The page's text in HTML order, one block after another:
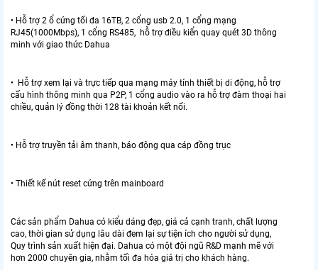
• Hỗ trợ 2 ổ cứng tối đa 16TB, 2 cổng usb 2.0, 1 cổng mạng
RJ45(1000Mbps), 1 cổng RS485, hỗ trợ điều kiển quay quét 3D thông
minh với giao thức Dahua
• Hỗ trợ xem lại và trực tiếp qua mạng máy tính thiết bị di động, hỗ trợ
cấu hình thông minh qua P2P, 1 cổng audio vào ra hỗ trợ đàm thoại hai
chiều, quản lý đồng thời 128 tài khoản kết nối.
• Hỗ trợ truyền tải âm thanh, báo động qua cáp đồng trục
• Thiết kế nút reset cứng trên mainboard
Các sản phẩm Dahua có kiểu dáng đẹp, giá cả cạnh tranh, chất lượng
cao, thời gian sử dụng lâu dài đem lại sự tiện ích cho người sử dụng,
Quy trình sản xuất hiện đại. Dahua có một đội ngũ R&D mạnh mẽ với
hơn 2000 chuyên gia, nhằm tối đa hóa giá trị cho khách hàng.